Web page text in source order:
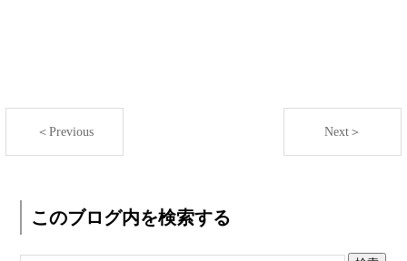
＜Previous Next＞
このブログ内を検索する